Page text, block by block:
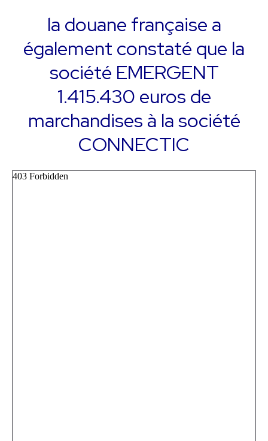
la douane française a
également constaté que la
société EMERGENT
1.415.430 euros de
marchandises à la société
CONNECTIC